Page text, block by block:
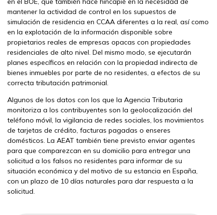
mantener la actividad de control en los supuestos de
simulación de residencia en CCAA diferentes a la real, así como
en la explotación de la información disponible sobre
propietarios reales de empresas opacas con propiedades
residenciales de alto nivel. Del mismo modo, se ejecutarán
planes específicos en relación con la propiedad indirecta de
bienes inmuebles por parte de no residentes, a efectos de su
correcta tributación patrimonial.
Algunos de los datos con los que la Agencia Tributaria
monitoriza a los contribuyentes son la geolocalización del
teléfono móvil, la vigilancia de redes sociales, los movimientos
de tarjetas de crédito, facturas pagadas o enseres
domésticos. La AEAT también tiene previsto enviar agentes
para que comparezcan en su domicilio para entregar una
solicitud a los falsos no residentes para informar de su
situación económica y del motivo de su estancia en España,
con un plazo de 10 días naturales para dar respuesta a la
solicitud.